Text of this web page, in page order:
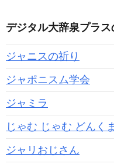
デジタル大辞泉プラ
ジャニスの祈り
ジャポニスム学会
ジャミラ
じゃむ じゃむ どんく
ジャリおじさん